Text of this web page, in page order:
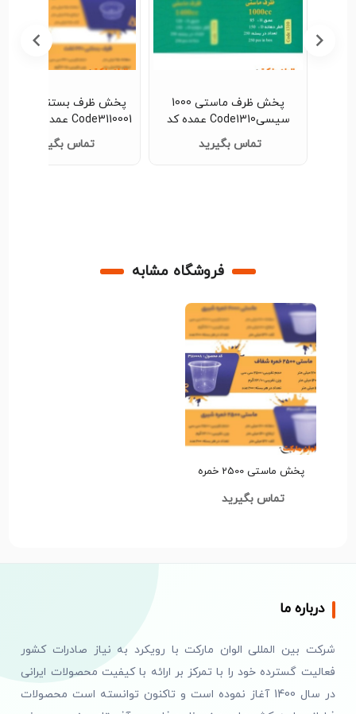
پخش ظرف ماستی 1000
سیسیCode1310 عمده کد
G3191
تماس بگیرید
Code3110001 عمده کد G3208
تماس بگیرید
فروشگاه مشابه
پخش ماستی 2500 خمره
کدG3265
تماس بگیرید
درباره ما
شرکت بین المللی الوان مارکت با رویکرد به نیاز صادرات کشور
فعالیت گسترده خود را با تمرکز بر ارائه با کیفیت محصولات ایرانی
در سال 1400 آغاز نموده است و تاکنون توانسته است محصولات